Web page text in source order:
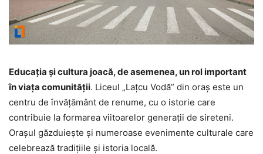
Educația și cultura joacă, de asemenea, un rol important
în viața comunității. Liceul „Lațcu Vodă” din oraș este un
centru de învățământ de renume, cu o istorie care
contribuie la formarea viitoarelor generații de sireteni.
Orașul găzduiește și numeroase evenimente culturale care
celebrează tradițiile și istoria locală.